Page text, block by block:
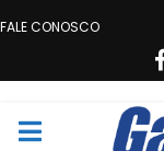
FALE CONOSCO
M